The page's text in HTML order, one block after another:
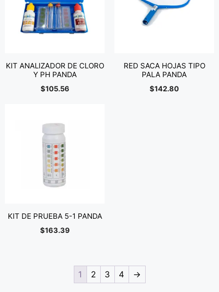
KIT ANALIZADOR DE CLORO
Y PH PANDA
$105.56
RED SACA HOJAS TIPO
PALA PANDA
$142.80
KIT DE PRUEBA 5-1 PANDA
$163.39
1 2 3 4 →